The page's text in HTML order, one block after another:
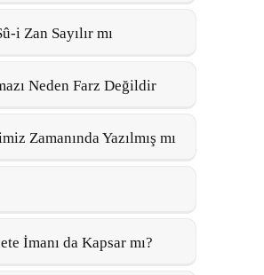
i Zan Sayılır mı
Neden Farz Değildir
Zamanında Yazılmış mı
İmanı da Kapsar mı?